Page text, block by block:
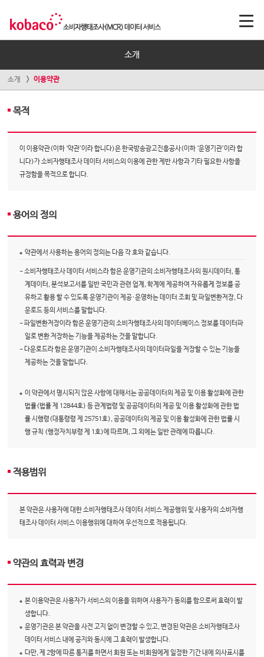
소개
소개 이용약관
목적
이 이용약관(이하 ‘약관’이라 합니다)은 한국방송광고진흥공사(이하 ‘운영기관’이라 합
니다)가 소비자행태조사 데이터 서비스의 이용에 관한 제반 사항과 기타 필요한 사항을
규정함을 목적으로 합니다.
용어의 정의
약관에서 사용하는 용어의 정의는 다음 각 호와 같습니다.
- 소비자행태조사 데이터 서비스라 함은 운영기관의 소비자행태조사의 원시데이터, 통
계데이터, 분석보고서를 일반 국민과 관련 업계, 학계에 제공하여 자유롭게 정보를 공
유하고 활용 할 수 있도록 운영기관이 제공·운영하는 데이터 조회 및 파일변환저장, 다
운로드 등의 서비스를 말합니다.
- 파일변환저장이라 함은 운영기관의 소비자행태조사의 데이터베이스 정보를 데이터파
일로 변환 저장하는 기능을 제공하는 것을 말합니다.
- 다운로드라 함은 운영기관이 소비자행태조사의 데이터파일을 저장할 수 있는 기능을
제공하는 것을 말합니다.
이 약관에서 명시되지 않은 사항에 대해서는 공공데이터의 제공 및 이용 활성화에 관한
법률(법률 제 12844호) 등 관계법령 및 공공데이터의 제공 및 이용 활성화에 관한 법
률 시행령(대통령령 제 25751호), 공공데이터의 제공 및 이용 활성화에 관한 법률 시
행 규칙 (행정자치부령 제 1호)에 따르며, 그 외에는 일반 관례에 따릅니다.
적용범위
본 약관은 사용자에 대한 소비자행태조사 데이터 서비스 제공행위 및 사용자의 소비자행
태조사 데이터 서비스 이용행위에 대하여 우선적으로 적용됩니다.
약관의 효력과 변경
본 이용약관은 사용자가 서비스의 이용을 위하여 사용자가 동의를 함으로써 효력이 발
생합니다.
운영기관은 본 약관을 사전 고지 없이 변경할 수 있고, 변경된 약관은 소비자행태조사
데이터 서비스 내에 공지와 동시에 그 효력이 발생합니다.
다만, 제 2항에 따른 통지를 하면서 회원 또는 비회원에게 일정한 기간 내에 의사표시를